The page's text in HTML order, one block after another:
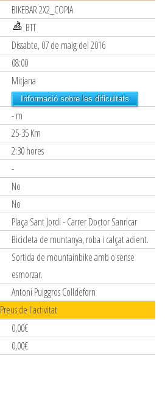
BIKEBAR 2X2_COPIA
BTT
Dissabte, 07 de maig del 2016
08:00
Mitjana
Informació sobre les dificultats
- m
25-35 Km
2:30 hores
-
No
No
Plaça Sant Jordi - Carrer Doctor Sanricar
Bicicleta de muntanya, roba i calçat adient.
Sortida de mountainbike amb o sense
esmorzar.
Antoni Puiggros Colldeforn
Preus de l'activitat
0,00€
0,00€